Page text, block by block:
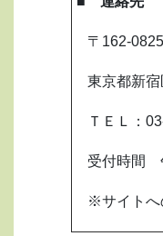
〒162-0825
東京都新宿
ＴＥＬ：
受付時間
※サイトへ